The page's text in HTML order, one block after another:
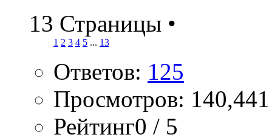
13 Страницы •
1 2 3 4 5 ... 13
Ответов: 125
Просмотров: 140,441
Рейтинг0 / 5